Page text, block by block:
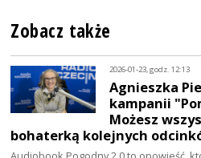
Zobacz także
2026-01-23, godz. 12:13
Agnieszka
kampanii
Możesz
bohaterką kolejnych